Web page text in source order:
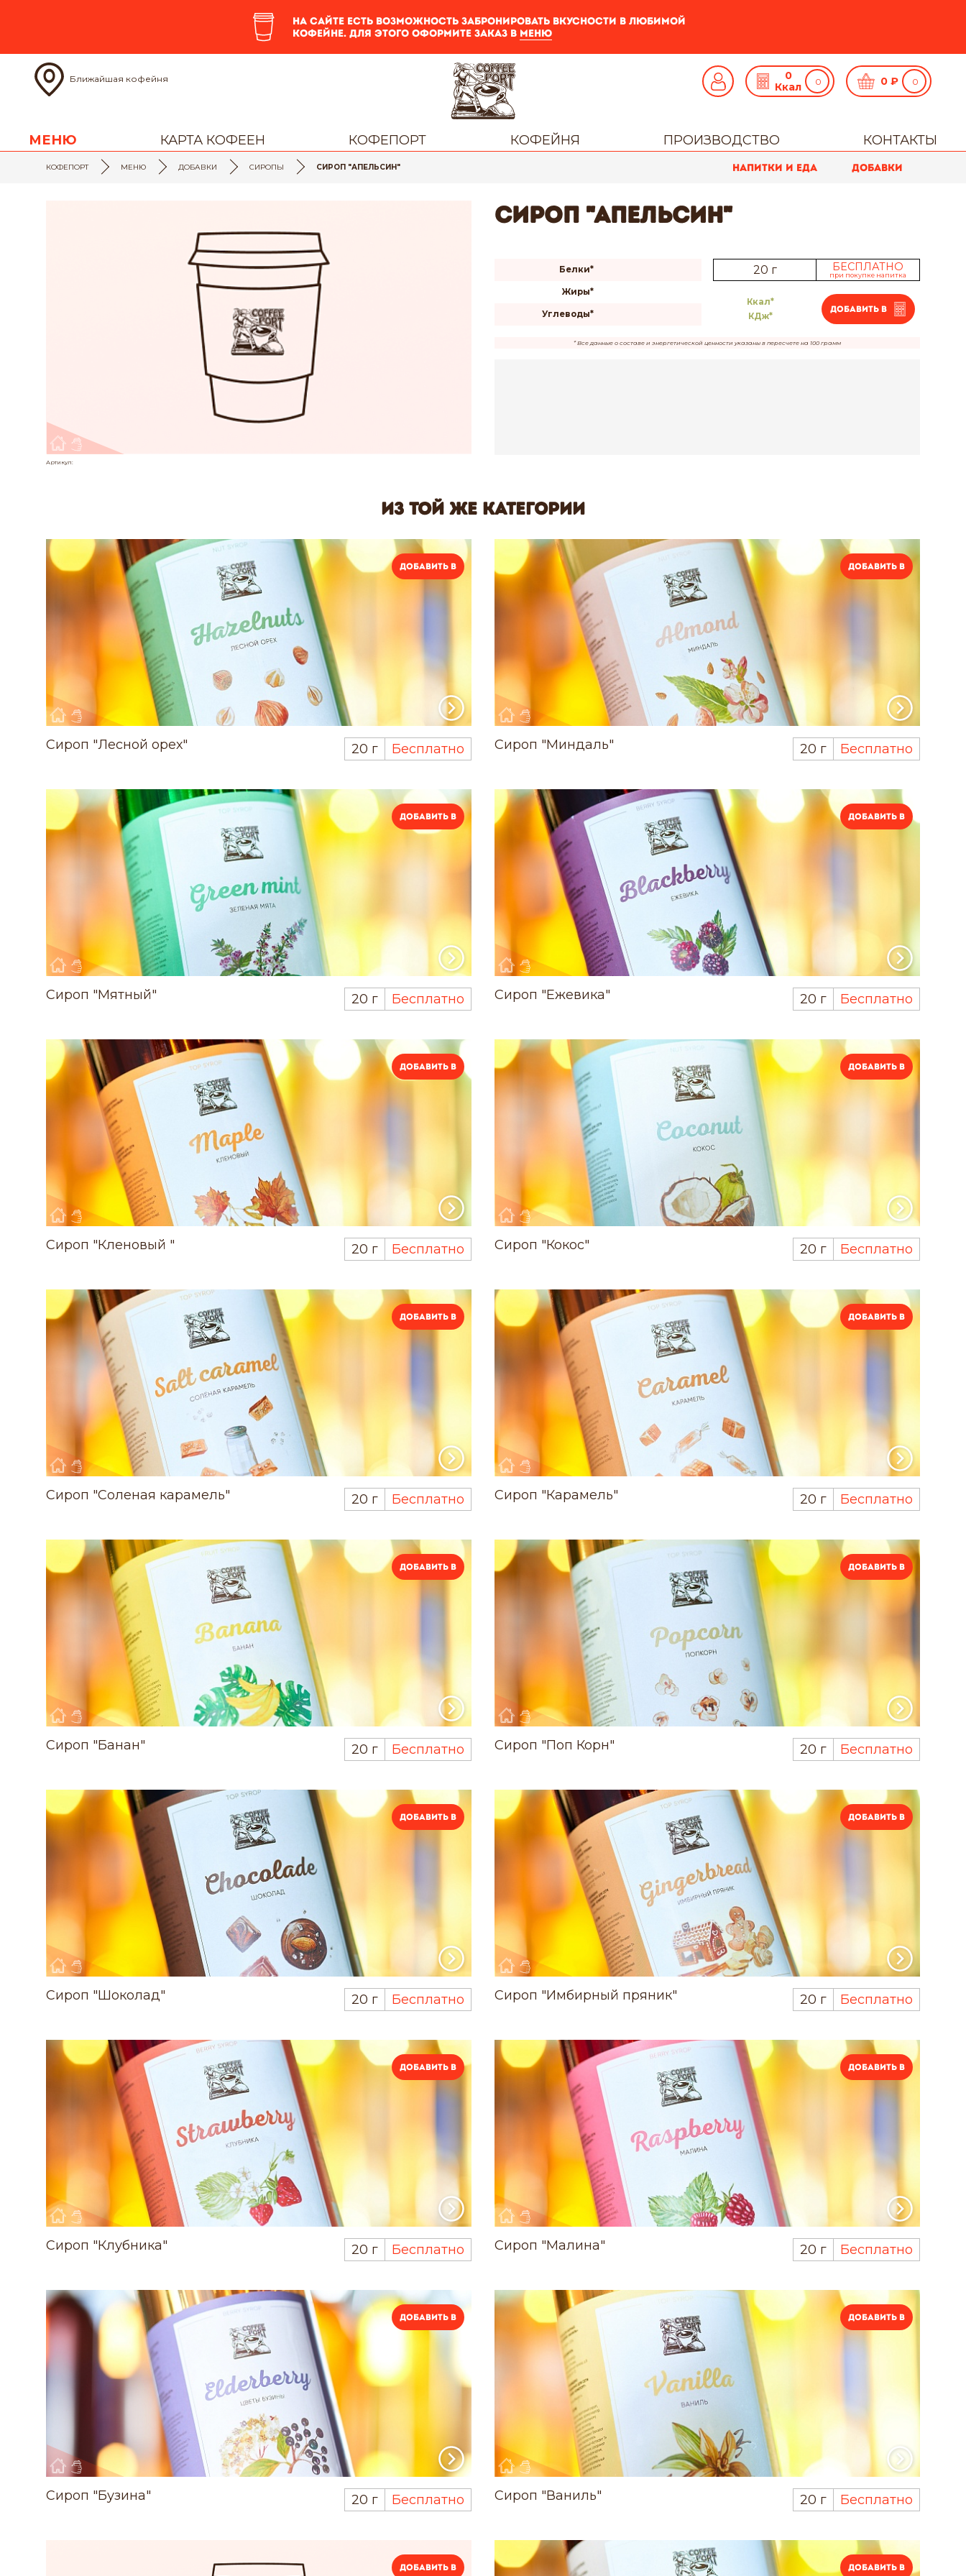
На сайте есть возможность забронировать вкусности в любимой
кофейне. Для этого оформите заказ в меню
Ближайшая кофейня
0
Ккал
0 ₽
МЕНЮ КАРТА КОФЕЕН КОФЕПОРТ КОФЕЙНЯ ПРОИЗВОДСТВО КОНТАКТЫ
КОФЕПОРТ МЕНЮ ДОБАВКИ СИРОПЫ СИРОП "АПЕЛЬСИН" Напитки и еда Добавки
Артикул:
сироп "Апельсин"
Белки*
Жиры*
Углеводы*
20 г БЕСПЛАТНО
при покупке напитка
Ккал*
КДж*
Добавить в
* Все данные о составе и энергетической ценности указаны в пересчете на 100 грамм
Из той же категории
Сироп "Лесной орех" 20 г Бесплатно
Добавить в
Сироп "Миндаль" 20 г Бесплатно
Добавить в
Сироп "Мятный" 20 г Бесплатно
Добавить в
Сироп "Ежевика" 20 г Бесплатно
Добавить в
Сироп "Кленовый " 20 г Бесплатно
Добавить в
Сироп "Кокос" 20 г Бесплатно
Добавить в
Сироп "Соленая карамель" 20 г Бесплатно
Добавить в
Сироп "Карамель" 20 г Бесплатно
Добавить в
Сироп "Банан" 20 г Бесплатно
Добавить в
Сироп "Поп Корн" 20 г Бесплатно
Добавить в
Сироп "Шоколад" 20 г Бесплатно
Добавить в
Сироп "Имбирный пряник" 20 г Бесплатно
Добавить в
Сироп "Клубника" 20 г Бесплатно
Добавить в
Сироп "Малина" 20 г Бесплатно
Добавить в
Сироп "Бузина" 20 г Бесплатно
Добавить в
Сироп "Ваниль" 20 г Бесплатно
Добавить в
Добавить в Добавить в